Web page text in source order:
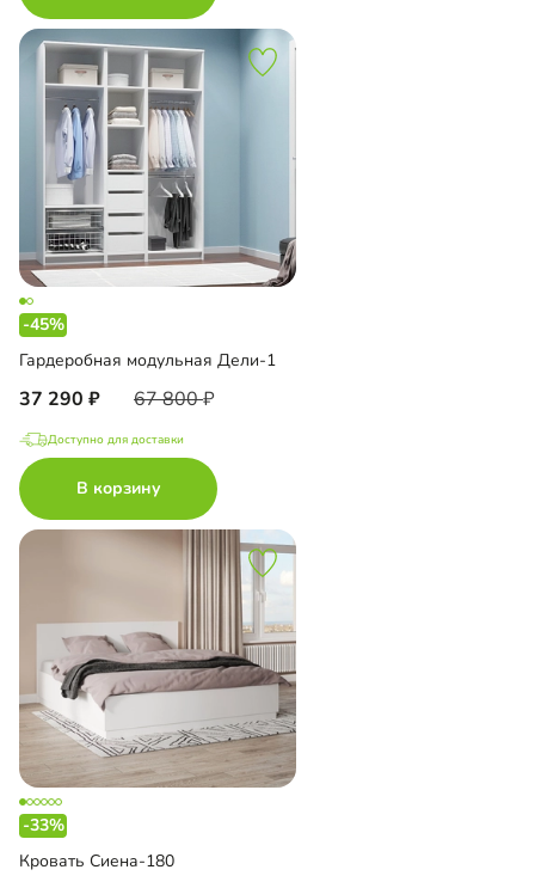
-45%
Гардеробная модульная Дели-1
37 290 67 800
Доступно для доставки
В корзину
-33%
Кровать Сиена-180